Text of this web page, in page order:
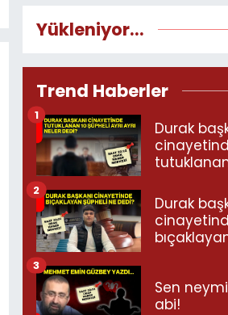
Yükleniyor...
Trend Haberler
Durak
neler
1
Durak
2
Sen
abi!
3